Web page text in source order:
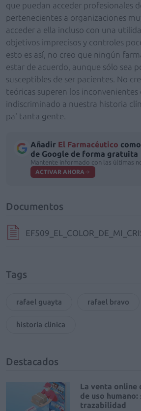
que puedan acceder profesionales
pertenecientes a organizaciones
acceder a ella incluso con una
objetivos imprecisos y controles
esto es así, no creo que ningún
estar de acuerdo, aunque sólo sea
susceptibles de ser pacientes. No
teóricas superen los inconvenientes
indiscriminado a nuestra historia
pa' tanta gente.
Añadir El Farmacéutico
de Google de forma gratuita
Mantente informado con las últimas
ACTIVAR AHORA
Documentos
Tags
rafael guayta rafael bravo
historia clinica
Destacados
La venta online
de uso
trazabilidad